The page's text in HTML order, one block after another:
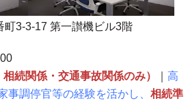
町3-3-17 第一讃機ビル3階
続関係・交通事故関係のみ）
高
事調停官等の経験を活かし、 相続準